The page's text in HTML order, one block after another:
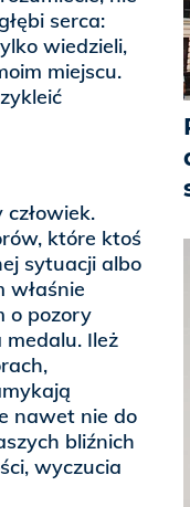
serca:
wiedzieli,
miejscu.
które ktoś
sytuacji albo
właśnie
o pozory
Ileż
nawet nie do
bliźnich
wyczucia